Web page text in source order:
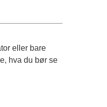
eller bare
hva du bør se